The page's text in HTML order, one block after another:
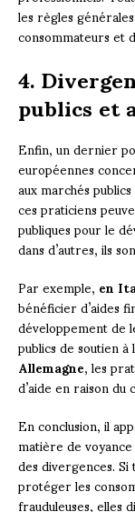
les règles
consommateurs
4.
publics et
Enfin, un dernier
européennes
aux marchés
ces praticiens
publiques pour le
dans d’autres, ils
Par exemple,en
bénéficier d’aides
développement de
publics de soutien
Allemagne, les
d’aide en raison
En conclusion, il
matière de
des divergences.
protéger les